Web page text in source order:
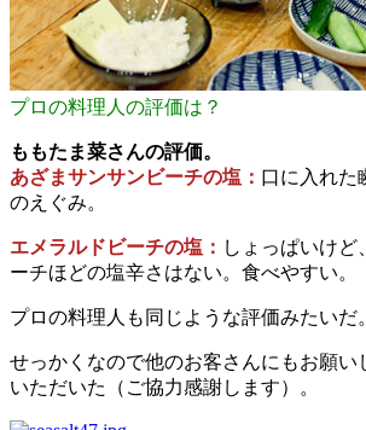
プロの料理人の評価は？
ももたま菜さんの評価。
あざまサンサンビーチの塩： 口に入れた
のえぐみ。
エメラルドビーチの塩： しょっぱいけど
ーチほどの塩辛さはない。食べやすい。
プロの料理人も同じような評価みたいだ。
せっかくなので他のお客さんにもお願い
いただいた（ご協力感謝します）。